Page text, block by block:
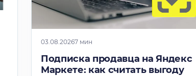
03.08.20267 мин
Подписка продавца на Яндекс
Маркете: как считать выгоду